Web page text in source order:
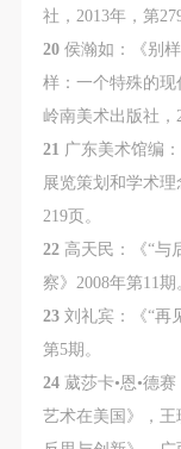
社，2013年，第
20侯瀚如：《别
样：一个特殊的
岭南美术出版社，
21 广东美术馆编
展览策划和学术
219页。
22 高天民：《“与
察》2008年第11期
23刘礼宾：《“再
第5期。
24葳莎卡•恩•德
艺术在美国》，